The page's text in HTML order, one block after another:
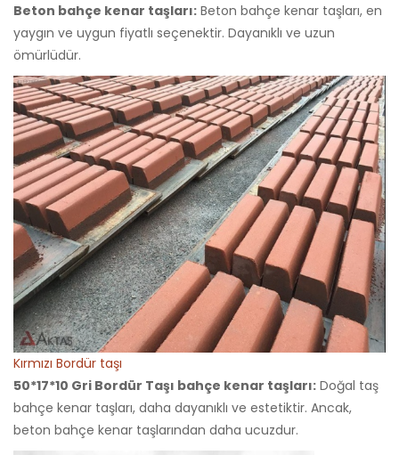
Beton bahçe kenar taşları: Beton bahçe kenar taşları, en
yaygın ve uygun fiyatlı seçenektir. Dayanıklı ve uzun
ömürlüdür.
Kırmızı Bordür taşı
50*17*10 Gri Bordür Taşı bahçe kenar taşları: Doğal taş
bahçe kenar taşları, daha dayanıklı ve estetiktir. Ancak,
beton bahçe kenar taşlarından daha ucuzdur.